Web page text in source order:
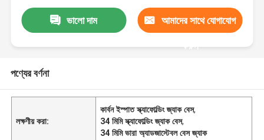
ভালো দাম আমাদের সাথে যোগাযোগ
করুন
পণ্যের বর্ণনা
লক্ষণীয় করা:
কার্বন ইস্পাত স্ক্যাফোল্ডিং জ্যাক বেস,
34 মিমি স্ক্যাফোল্ডিং জ্যাক বেস,
34 মিমি ভারা অ্যাডজাস্টেবল বেস জ্যাক